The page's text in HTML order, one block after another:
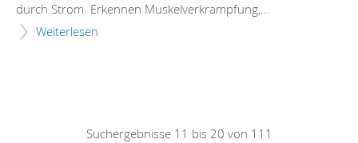
durch Strom. Erkennen Muskelverkrampfung,...
Weiterlesen
Suchergebnisse 11 bis 20 von 111